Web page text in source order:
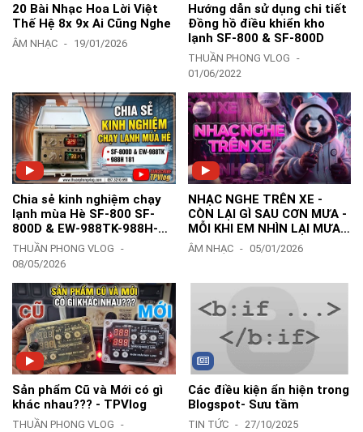
20 Bài Nhạc Hoa Lời Việt
Thế Hệ 8x 9x Ai Cũng Nghe
ÂM NHẠC 19/01/2026
Hướng dẫn sử dụng chi tiết
Đồng hồ điều khiển kho
lạnh SF-800 & SF-800D
THUẦN PHONG VLOG
01/06/2022
Chia sẻ kinh nghiệm chạy
lạnh mùa Hè SF-800 SF-
800D & EW-988TK-988H-
181Y-183Z - TPVlog
THUẦN PHONG VLOG
08/05/2026
NHẠC NGHE TRÊN XE -
CÒN LẠI GÌ SAU CƠN MƯA -
MỖI KHI EM NHÌN LẠI MƯA
TRÊN ĐƯỜNG MƯA REMIX
ÂM NHẠC 05/01/2026
Sản phẩm Cũ và Mới có gì
khác nhau??? - TPVlog
THUẦN PHONG VLOG
Các điều kiện ẩn hiện trong
Blogspot- Sưu tầm
TIN TỨC 27/10/2025